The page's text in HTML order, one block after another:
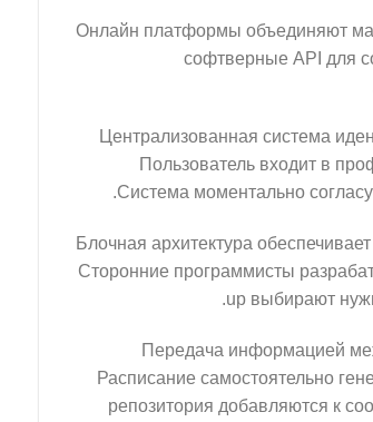
Онлайн платформы объединяют
софтверные API для
Централизованная система
Пользователь входит в
Система моментально
Блочная архитектура
Сторонние программисты
up выбирают
Передача информацией
Расписание самостоятельно
репозитория добавляются к